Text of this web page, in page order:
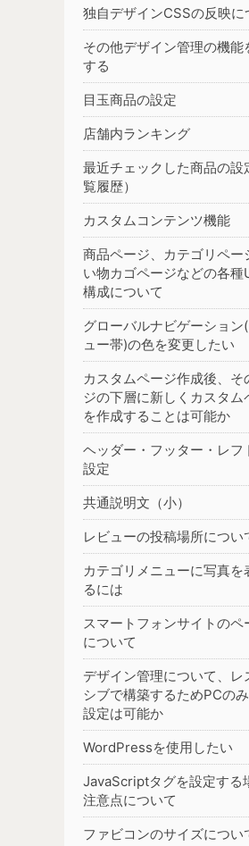
独自デザインCSSの反映に
その他デザイン管理の機能
する
目玉商品の設定
店舗内ランキング
最近チェックした商品の設
覧履歴）
カスタムコンテンツ機能
商品ページ、カテゴリペー
い物カゴページなどの各種
構成について
グローバルナビゲーション
ュー帯)の色を変更したい
カスタムページ作成後、そ
ジの下層に新しくカスタム
を作成することは可能か
ヘッダー・フッター・レフ
設定
共通説明文（小）
レビューの投稿場所につい
カテゴリメニューに写真を
るには
スマートフォンサイトのペ
について
デザイン管理について、レ
シブで構築するためPCの
設定は可能か
WordPressを使用したい
JavaScriptタグを設定する
注意点について
ファビコンのサイズについ